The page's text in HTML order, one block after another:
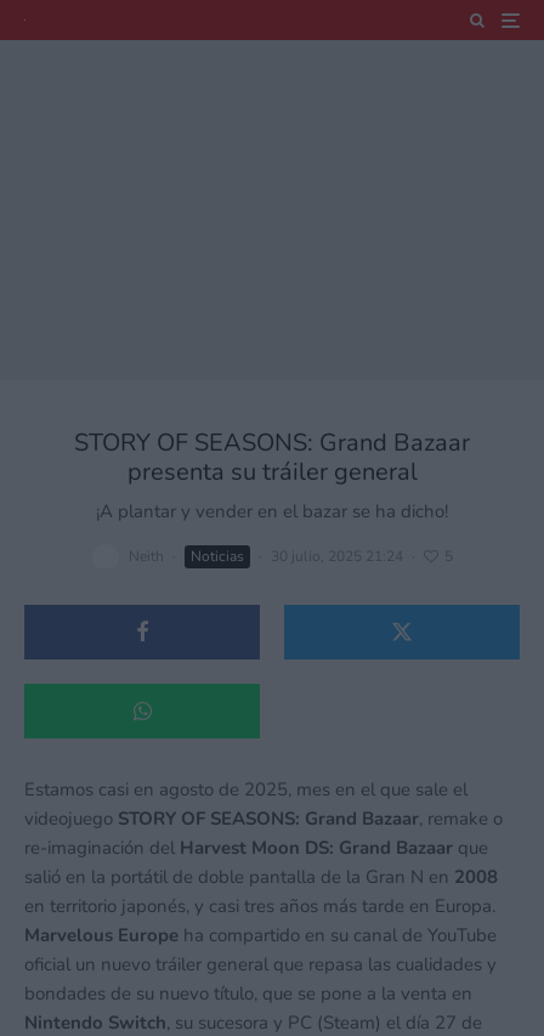
STORY OF SEASONS: Grand Bazaar
presenta su tráiler general
¡A plantar y vender en el bazar se ha dicho!
Neith Noticias 30 julio, 2025 21:24
Estamos casi en agosto de 2025, mes en el que sale el
videojuego STORY OF SEASONS: Grand Bazaar, remake o
re-imaginación del Harvest Moon DS: Grand Bazaar que
salió en la portátil de doble pantalla de la Gran N en 2008
en territorio japonés, y casi tres años más tarde en Europa.
Marvelous Europe ha compartido en su canal de YouTube
oficial un nuevo tráiler general que repasa las cualidades y
bondades de su nuevo título, que se pone a la venta en
Nintendo Switch, su sucesora y PC (Steam) el día 27 de